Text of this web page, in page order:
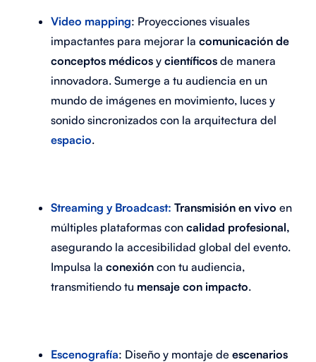
Video mapping: Proyecciones visuales
impactantes para mejorar la comunicación de
conceptos médicos y científicos de manera
innovadora. Sumerge a tu audiencia en un
mundo de imágenes en movimiento, luces y
sonido sincronizados con la arquitectura del
espacio.
Streaming y Broadcast: Transmisión en vivo en
múltiples plataformas con calidad profesional,
asegurando la accesibilidad global del evento.
Impulsa la conexión con tu audiencia,
transmitiendo tu mensaje con impacto.
Escenografía: Diseño y montaje de escenarios